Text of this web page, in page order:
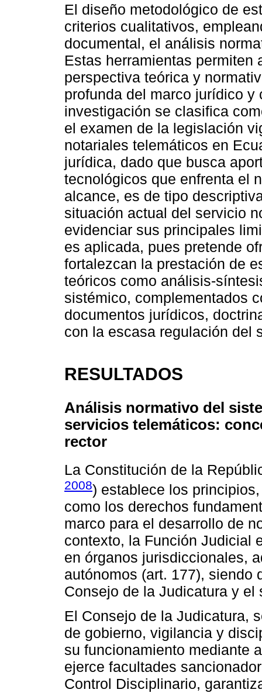
El diseño metodológico de
criterios cualitativos,
documental, el análisis
Estas herramientas permiten
perspectiva teórica y
profunda del marco jurídico
investigación se clasifica
el examen de la legislación
notariales telemáticos en
jurídica, dado que busca
tecnológicos que enfrenta el
alcance, es de tipo
situación actual del servicio
evidenciar sus principales
es aplicada, pues pretende
fortalezcan la prestación de
teóricos como análisis-
sistémico, complementados
documentos jurídicos,
con la escasa regulación del
RESULTADOS
Análisis normativo del
servicios telemáticos:
rector
La Constitución de la
2008) establece los
como los derechos
marco para el desarrollo de
contexto, la Función Judicial
en órganos jurisdiccionales,
autónomos (art. 177), siendo
Consejo de la Judicatura y
El Consejo de la Judicatura,
de gobierno, vigilancia y
su funcionamiento mediante
ejerce facultades
Control Disciplinario,